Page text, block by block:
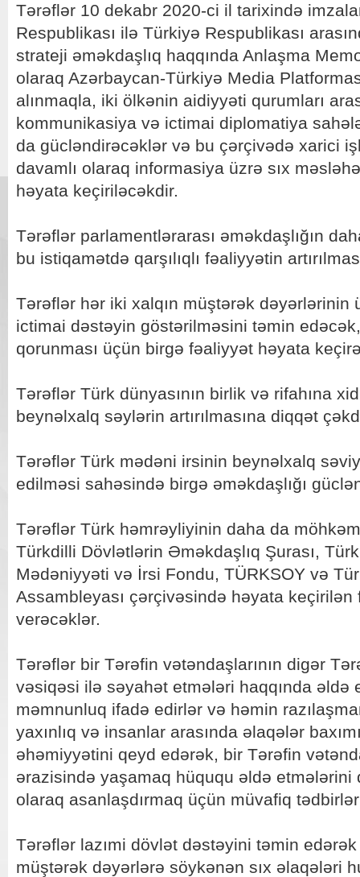
Tərəflər 10 dekabr 2020-ci il tarixində
Respublikası ilə Türkiyə Respublikası
strateji əməkdaşlıq haqqında Anlaşma
olaraq Azərbaycan-Türkiyə Media
alınmaqla, iki ölkənin aidiyyəti qurumları
kommunikasiya və ictimai diplomatiya
da gücləndirəcəklər və bu çərçivədə xarici
davamlı olaraq informasiya üzrə sıx
həyata keçiriləcəkdir.
Tərəflər parlamentlərarası əməkdaşlığın
bu istiqamətdə qarşılıqlı fəaliyyətin
Tərəflər hər iki xalqın müştərək dəyərlərinin
ictimai dəstəyin göstərilməsini təmin
qorunması üçün birgə fəaliyyət həyata
Tərəflər Türk dünyasının birlik və rifahına
beynəlxalq səylərin artırılmasına diqqət
Tərəflər Türk mədəni irsinin beynəlxalq
edilməsi sahəsində birgə əməkdaşlığı
Tərəflər Türk həmrəyliyinin daha da
Türkdilli Dövlətlərin Əməkdaşlıq Şurası,
Mədəniyyəti və İrsi Fondu, TÜRKSOY və
Assambleyası çərçivəsində həyata
verəcəklər.
Tərəflər bir Tərəfin vətəndaşlarının digər
vəsiqəsi ilə səyahət etmələri haqqında əldə
məmnunluq ifadə edirlər və həmin
yaxınlıq və insanlar arasında əlaqələr
əhəmiyyətini qeyd edərək, bir Tərəfin
ərazisində yaşamaq hüququ əldə etmələrini
olaraq asanlaşdırmaq üçün müvafiq
Tərəflər lazımi dövlət dəstəyini təmin edərək
müştərək dəyərlərə söykənən sıx əlaqələri